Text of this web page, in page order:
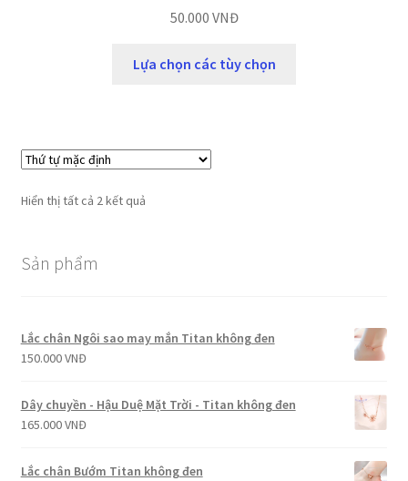
50.000 VNĐ
Lựa chọn các tùy chọn
Hiển thị tất cả 2 kết quả
Sản phẩm
Lắc chân Ngôi sao may mắn Titan không đen
150.000VNĐ
Dây chuyền - Hậu Duệ Mặt Trời - Titan không đen
165.000VNĐ
Lắc chân Bướm Titan không đen